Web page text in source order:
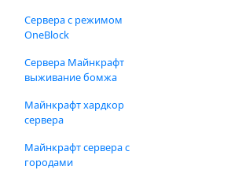
Сервера с режимом
OneBlock
Сервера Майнкрафт
выживание бомжа
Майнкрафт хардкор
сервера
Майнкрафт сервера с
городами